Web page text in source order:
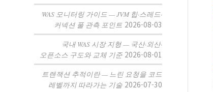
WAS 모니터링 가이드 — JVM 힙·스레드·
커넥션 풀 관측 포인트 2026-08-03
국내 WAS 시장 지형 — 국산·외산·
오픈소스 구도와 교체 기준 2026-08-01
트랜잭션 추적이란 — 느린 요청을 코드
레벨까지 따라가는 기술 2026-07-30